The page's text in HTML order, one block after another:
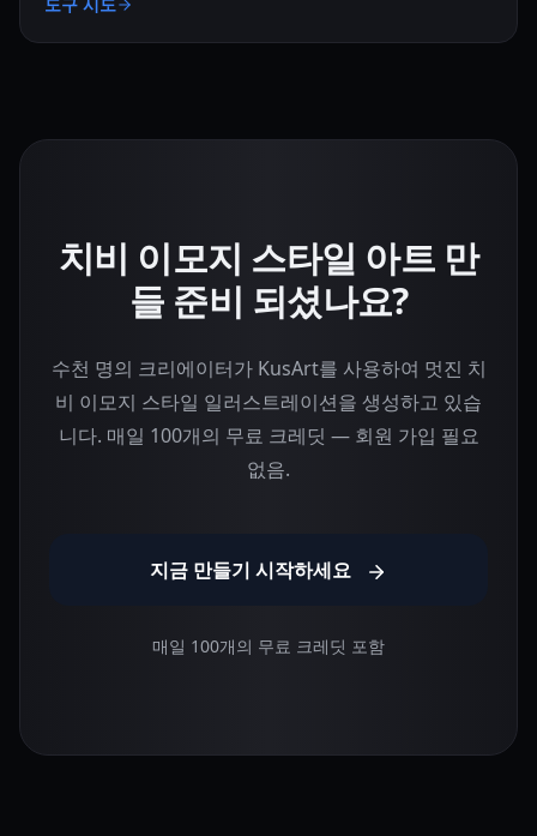
치비 이모지 스타일 아트 만
들 준비 되셨나요?
수천 명의 크리에이터가 KusArt를 사용하여 멋진 치
비 이모지 스타일 일러스트레이션을 생성하고 있습
니다. 매일 100개의 무료 크레딧 — 회원 가입 필요
없음.
지금 만들기 시작하세요
매일 100개의 무료 크레딧 포함